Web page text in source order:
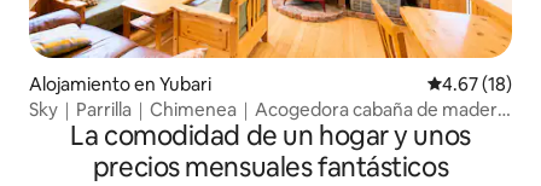
Alojamiento en Yubari Calificación
4.67 (18)
Sky｜Parrilla｜Chimenea｜Acogedora cabaña de madera
｜2 estacionamientos｜Máx. 10
La comodidad de un hogar y unos
precios mensuales fantásticos